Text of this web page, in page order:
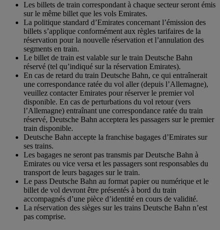
Les billets de train correspondant à chaque secteur seront émis
sur le même billet que les vols Emirates.
La politique standard d’Emirates concernant l’émission des
billets s’applique conformément aux règles tarifaires de la
réservation pour la nouvelle réservation et l’annulation des
segments en train.
Le billet de train est valable sur le train Deutsche Bahn
réservé (tel qu’indiqué sur la réservation Emirates).
En cas de retard du train Deutsche Bahn, ce qui entraînerait
une correspondance ratée du vol aller (depuis l’Allemagne),
veuillez contacter Emirates pour réserver le premier vol
disponible. En cas de perturbations du vol retour (vers
l’Allemagne) entraînant une correspondance ratée du train
réservé, Deutsche Bahn acceptera les passagers sur le premier
train disponible.
Deutsche Bahn accepte la franchise bagages d’Emirates sur
ses trains.
Les bagages ne seront pas transmis par Deutsche Bahn à
Emirates ou vice versa et les passagers sont responsables du
transport de leurs bagages sur le train.
Le pass Deutsche Bahn au format papier ou numérique et le
billet de vol devront être présentés à bord du train
accompagnés d’une pièce d’identité en cours de validité.
La réservation des sièges sur les trains Deutsche Bahn n’est
pas comprise.